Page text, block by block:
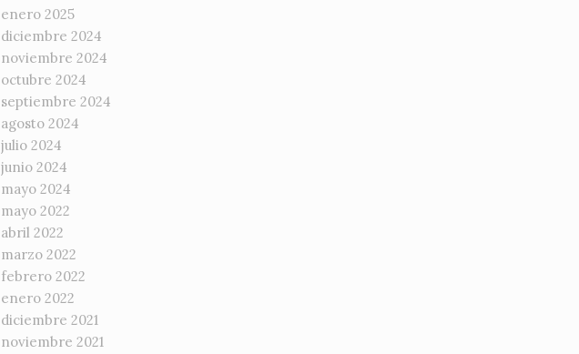
enero 2025
diciembre 2024
noviembre 2024
octubre 2024
septiembre 2024
agosto 2024
julio 2024
junio 2024
mayo 2024
mayo 2022
abril 2022
marzo 2022
febrero 2022
enero 2022
diciembre 2021
noviembre 2021